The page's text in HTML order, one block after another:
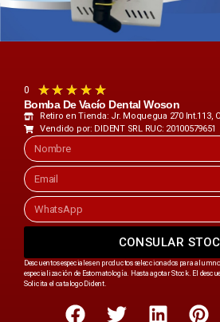
0 ★★ ★ ★ ★
Bomba De Vacío Dental Woson
Retiro en Tienda: Jr. Moquegua 270 Int.113,
Vendido por: DIDENT SRL RUC: 20100579651
CONSULAR
Descuentos especiales en productos seleccionados para
especialización de Estomatología. Hasta agotar Stock. El
Solicita el catalogo Dident.